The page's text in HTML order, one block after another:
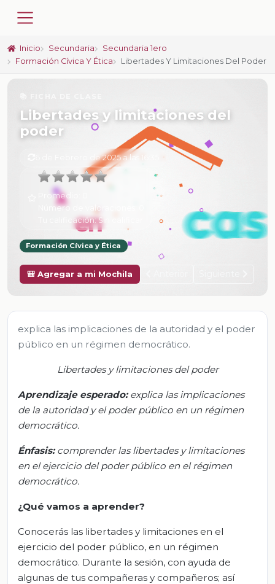
Inicio Secundaria
Secundaria 1ero
Formación Cívica Y Ética
Libertades Y Limitaciones Del Poder
Libertades y limitaciones del
poder
6 de Febrero de 2025 a las 16:35
Promedio:
Número de valoraciones:
Tu calificación:Sin calificar
Formación Cívica y Ética
🎒 Agregar a mi Mochila
explica las implicaciones de la autoridad y el poder
público en un régimen democrático.
L ibertades y limitaciones del poder
Aprendizaje esperado:explica las implicaciones
de la autoridad y el poder público en un régimen
democrático.
Énfasis:comprender las libertades y limitaciones
en el ejercicio del poder público en el régimen
democrático.
¿Qué vamos a aprender?
Conocerás las libertades y limitaciones en el
ejercicio del poder público, en un régimen
democrático. Durante la sesión, con ayuda de
algunas de tus compañeras y compañeros; así